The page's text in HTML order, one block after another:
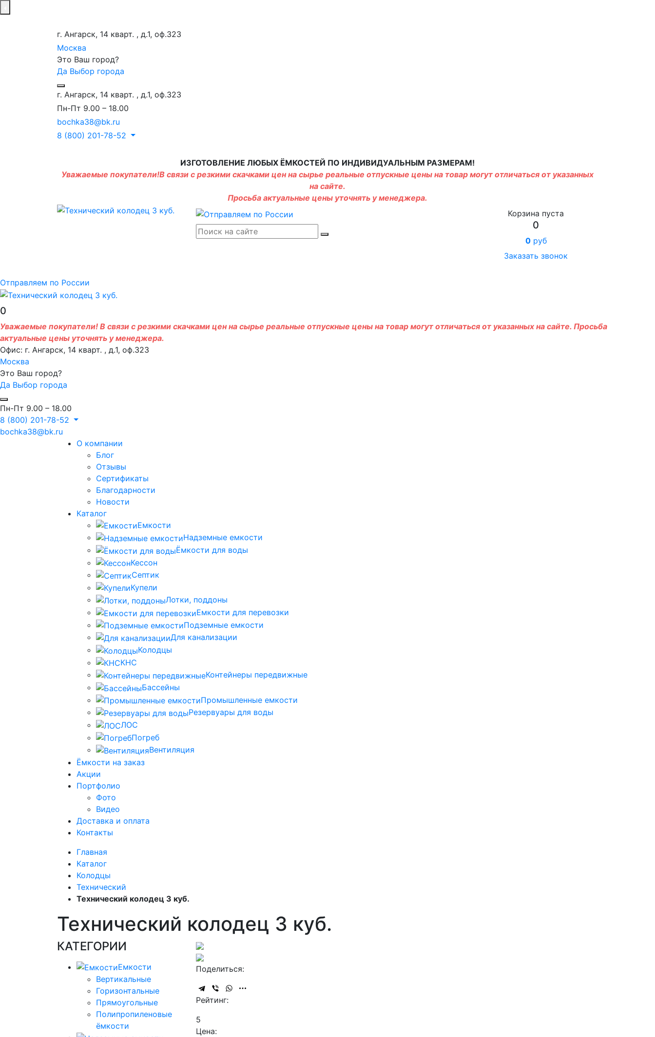
г. Ангарск, 14 кварт. , д.1, оф.323
Москва
Это Ваш город?
Да Выбор города
г. Ангарск, 14 кварт. , д.1, оф.323
Пн-Пт 9.00 – 18.00
bochka38@bk.ru
8 (800) 201-78-52
ИЗГОТОВЛЕНИЕ ЛЮБЫХ ЁМКОСТЕЙ ПО ИНДИВИДУАЛЬНЫМ РАЗМЕРАМ!
Уважаемые покупатели!В связи с резкими скачками цен на сырье реальные отпускные цены на товар могут отличаться от указанных
на сайте.
Просьба актуальные цены уточнять у менеджера.
Корзина пуста
0
0руб
Заказать звонок
Отправляем по России
0
Уважаемые покупатели! В связи с резкими скачками цен на сырье реальные отпускные цены на товар могут отличаться от указанных на сайте. Просьба
актуальные цены уточнять у менеджера.
Офис: г. Ангарск, 14 кварт. , д.1, оф.323
Москва
Это Ваш город?
Да Выбор города
Пн-Пт 9.00 – 18.00
8 (800) 201-78-52
bochka38@bk.ru
О компании
Блог
Отзывы
Сертификаты
Благодарности
Новости
Каталог
Емкости
Надземные емкости
Ёмкости для воды
Кессон
Септик
Купели
Лотки, поддоны
Емкости для перевозки
Подземные емкости
Для канализации
Колодцы
КНС
Контейнеры передвижные
Бассейны
Промышленные емкости
Резервуары для воды
ЛОС
Погреб
Вентиляция
Ёмкости на заказ
Акции
Портфолио
Фото
Видео
Доставка и оплата
Контакты
Главная
Каталог
Колодцы
Технический
Технический колодец 3 куб.
Технический колодец 3 куб.
КАТЕГОРИИ
Емкости
Вертикальные
Горизонтальные
Прямоугольные
Полипропиленовые
ёмкости
Поделиться:
Рейтинг:
5
Цена: